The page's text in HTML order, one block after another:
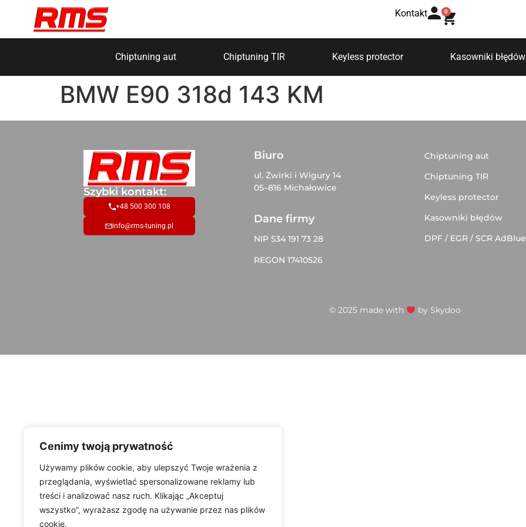
Cenimy twoją prywatność
Używamy plików cookie, aby ulepszyć Twoje wrażenia z
przeglądania, wyświetlać spersonalizowane reklamy lub
treści i analizować nasz ruch. Klikając „Akceptuj
wszystko”, wyrażasz zgodę na używanie przez nas plików
cookie.
Kontakt 0
Chiptuning aut Chiptuning TIR Keyless protector Kasowniki błędów
BMW E90 318d 143 KM
Szybki kontakt:
+48 500 300 108
info@rms-tuning.pl
Biuro
ul. Żwirki i Wigury 14
05–816 Michałowice
Dane firmy
NIP 534 191 73 28
REGON 17410526
Chiptuning aut
Chiptuning TIR
Keyless protector
Kasowniki błędów
DPF / EGR / SCR AdBlue
© 2025 made with by Skydoo